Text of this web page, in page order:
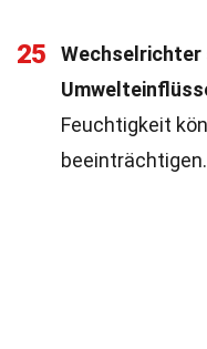
25
Feuchtigkeit
beeinträchtigen.